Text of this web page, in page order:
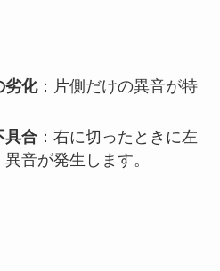
劣化：片側だけの異音が特
具合：右に切ったときに左
音が発生します。